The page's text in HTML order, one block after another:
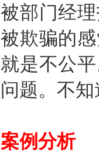
被部门经
被欺骗的
就是不公
问题。不
案例分析